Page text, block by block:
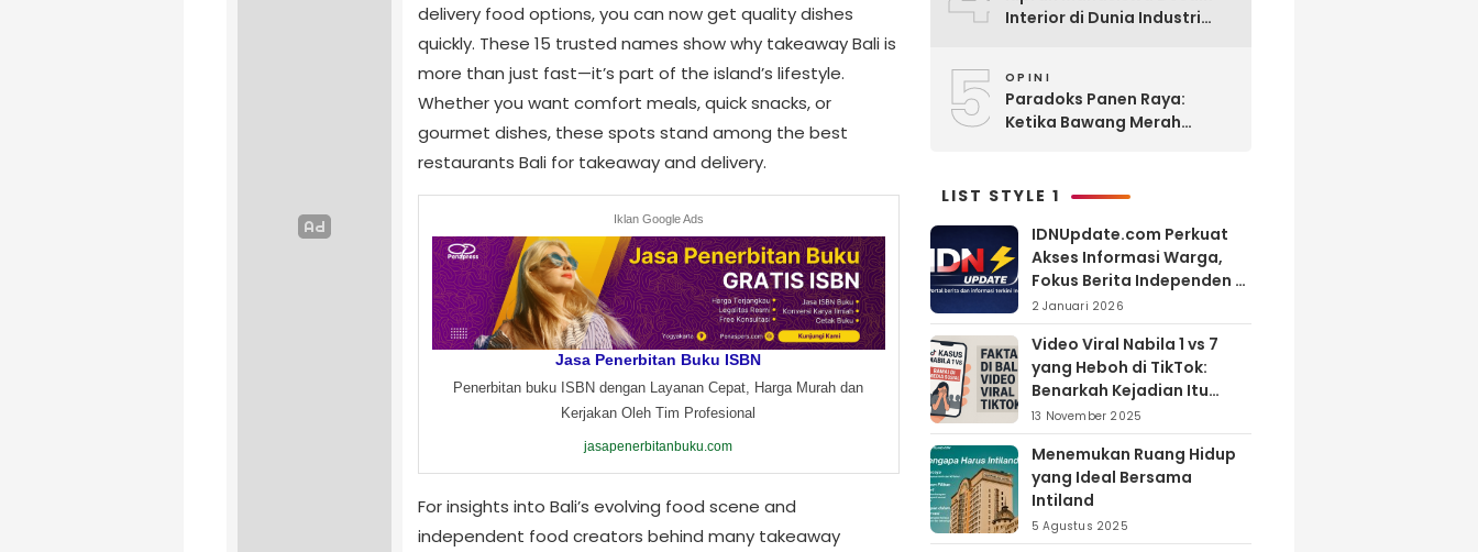
delivery food options, you can now get quality dishes
quickly. These 15 trusted names show why takeaway Bali is
more than just fast—it’s part of the island’s lifestyle.
Whether you want comfort meals, quick snacks, or
gourmet dishes, these spots stand among the best
restaurants Bali for takeaway and delivery.
Iklan Google Ads
Jasa Penerbitan Buku ISBN
Penerbitan buku ISBN dengan Layanan Cepat, Harga Murah dan
Kerjakan Oleh Tim Profesional
jasapenerbitanbuku.com
For insights into Bali’s evolving food scene and
independent food creators behind many takeaway
Interior di Dunia Industri
5 OPINI
Paradoks Panen Raya:
Ketika Bawang Merah
LIST STYLE 1
IDNUpdate.com Perkuat
Akses Informasi Warga,
Fokus Berita Independen di
Kabupaten Banyuasin
2 Januari 2026
Video Viral Nabila 1 vs 7
yang Heboh di TikTok:
Benarkah Kejadian Itu
Nyata?
13 November 2025
Menemukan Ruang Hidup
yang Ideal Bersama
Intiland
5 Agustus 2025